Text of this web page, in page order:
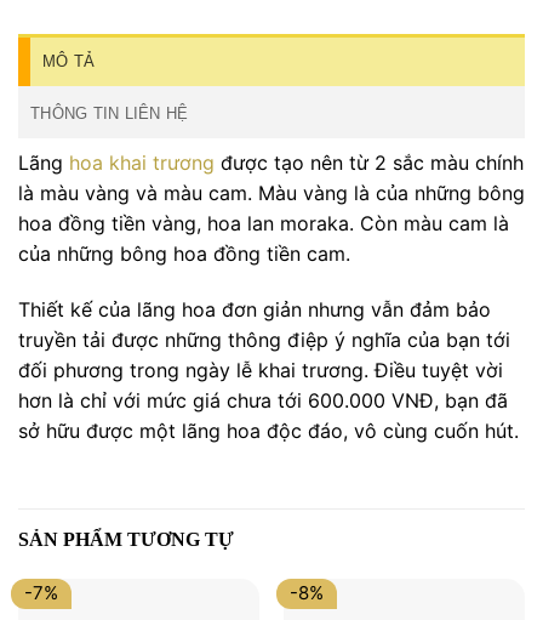
MÔ TẢ
THÔNG TIN LIÊN HỆ
Lãng hoa khai trương được tạo nên từ 2 sắc màu chính
là màu vàng và màu cam. Màu vàng là của những bông
hoa đồng tiền vàng, hoa lan moraka. Còn màu cam là
của những bông hoa đồng tiền cam.
Thiết kế của lãng hoa đơn giản nhưng vẫn đảm bảo
truyền tải được những thông điệp ý nghĩa của bạn tới
đối phương trong ngày lễ khai trương. Điều tuyệt vời
hơn là chỉ với mức giá chưa tới 600.000 VNĐ, bạn đã
sở hữu được một lãng hoa độc đáo, vô cùng cuốn hút.
SẢN PHẨM TƯƠNG TỰ
-7% -8%